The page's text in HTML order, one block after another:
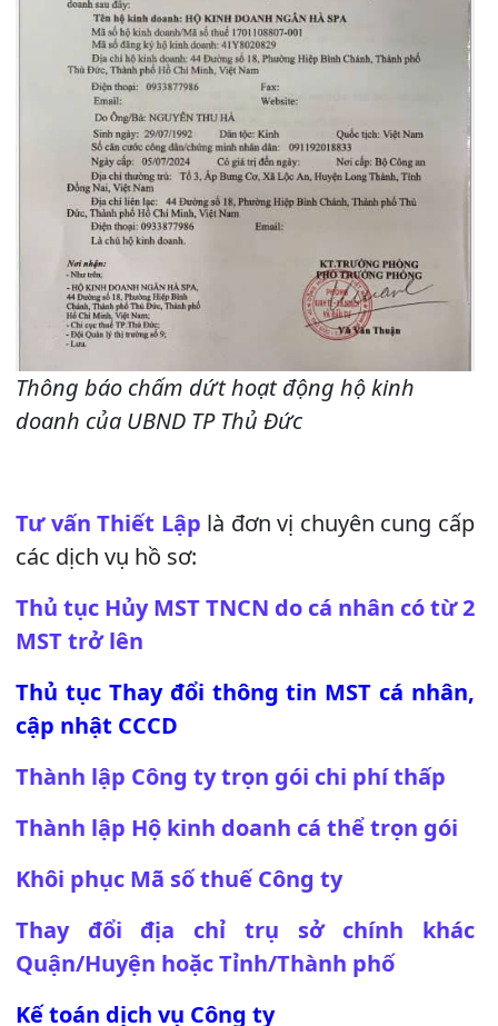
Thông báo chấm dứt hoạt động hộ kinh
doanh của UBND TP Thủ Đức
Tư vấn Thiết Lập là đơn vị chuyên cung cấp
các dịch vụ hồ sơ:
Thủ tục Hủy MST TNCN do cá nhân có từ 2
MST trở lên
Thủ tục Thay đổi thông tin MST cá nhân,
cập nhật CCCD
Thành lập Công ty trọn gói chi phí thấp
Thành lập Hộ kinh doanh cá thể trọn gói
Khôi phục Mã số thuế Công ty
Thay đổi địa chỉ trụ sở chính khác
Quận/Huyện hoặc Tỉnh/Thành phố
Kế toán dịch vụ Công ty